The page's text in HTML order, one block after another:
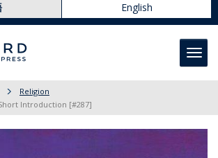
English
Religion
Introduction [#287]